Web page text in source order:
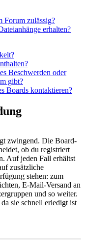
Forum zulässig?
erhalten?
Beschwerden oder
gibt?
Boards kontaktieren?
zwingend. Die Board-
ob du registriert
Auf jeden Fall erhältst
zusätzliche
stehen: zum
E-Mail-Versand an
und so weiter.
sie schnell erledigt ist